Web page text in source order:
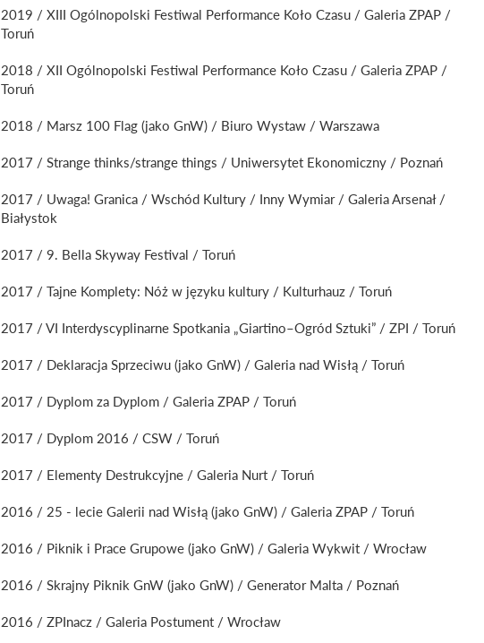
2019 / XIII Ogólnopolski Festiwal Performance Koło Czasu / Galeria ZPAP /
Toruń
2018 / XII Ogólnopolski Festiwal Performance Koło Czasu / Galeria ZPAP /
Toruń
2018 / Marsz 100 Flag (jako GnW) / Biuro Wystaw / Warszawa
2017 / Strange thinks/strange things / Uniwersytet Ekonomiczny / Poznań
2017 / Uwaga! Granica / Wschód Kultury / Inny Wymiar / Galeria Arsenał /
Białystok
2017 / 9. Bella Skyway Festival / Toruń
2017 / Tajne Komplety: Nóż w języku kultury / Kulturhauz / Toruń
2017 / VI Interdyscyplinarne Spotkania „Giartino–Ogród Sztuki” / ZPI / Toruń
2017 / Deklaracja Sprzeciwu (jako GnW) / Galeria nad Wisłą / Toruń
2017 / Dyplom za Dyplom / Galeria ZPAP / Toruń
2017 / Dyplom 2016 / CSW / Toruń
2017 / Elementy Destrukcyjne / Galeria Nurt / Toruń
2016 / 25 - lecie Galerii nad Wisłą (jako GnW) / Galeria ZPAP / Toruń
2016 / Piknik i Prace Grupowe (jako GnW) / Galeria Wykwit / Wrocław
2016 / Skrajny Piknik GnW (jako GnW) / Generator Malta / Poznań
2016 / ZPInacz / Galeria Postument / Wrocław